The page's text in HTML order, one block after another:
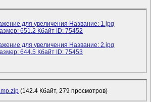
(142.4 Кбайт, 279 просмотров)